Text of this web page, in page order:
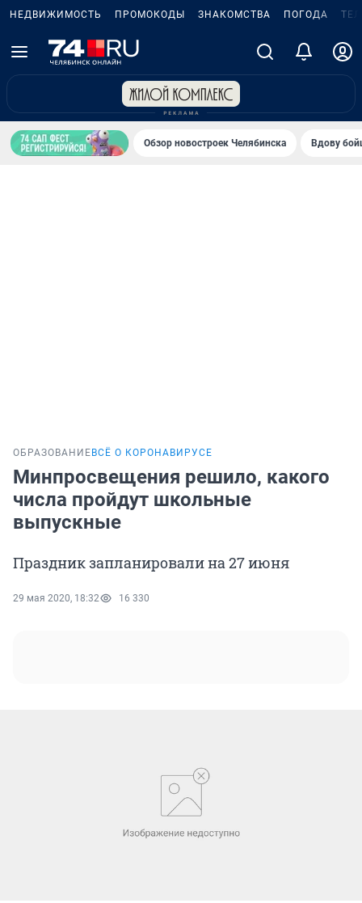
НЕДВИЖИМОСТЬ ПРОМОКОДЫ ЗНАКОМСТВА ПОГОДА
Обзор новостроек Челябинска Вдову
ОБРАЗОВАНИЕ ВСЁ О КОРОНАВИРУСЕ
Минпросвещения решило, какого
числа пройдут школьные
выпускные
Праздник запланировали на 27 июня
29 мая 2020, 18:32 16 330